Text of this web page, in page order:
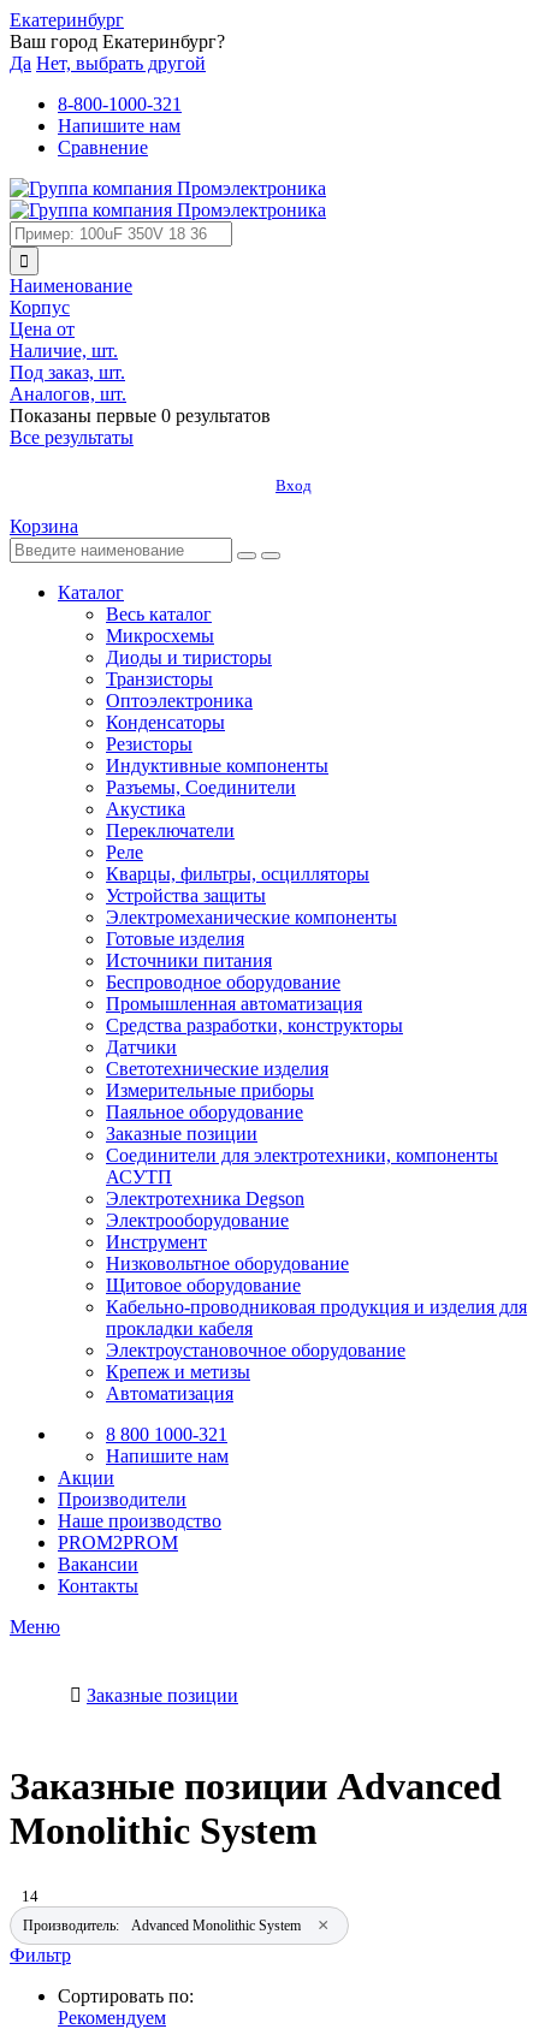
Екатеринбург
Ваш город Екатеринбург?
Да Нет, выбрать другой
8-800-1000-321
Напишите нам
Сравнение
Наименование
Корпус
Цена от
Наличие, шт.
Под заказ, шт.
Аналогов, шт.
Показаны первые 0 результатов
Все результаты
Вход
Корзина
Каталог
Весь каталог
Микросхемы
Диоды и тиристоры
Транзисторы
Оптоэлектроника
Конденсаторы
Резисторы
Индуктивные компоненты
Разъемы, Соединители
Акустика
Переключатели
Реле
Кварцы, фильтры, осцилляторы
Устройства защиты
Электромеханические компоненты
Готовые изделия
Источники питания
Беспроводное оборудование
Промышленная автоматизация
Средства разработки, конструкторы
Датчики
Светотехнические изделия
Измерительные приборы
Паяльное оборудование
Заказные позиции
Соединители для электротехники, компоненты
АСУТП
Электротехника Degson
Электрооборудование
Инструмент
Низковольтное оборудование
Щитовое оборудование
Кабельно-проводниковая продукция и изделия для
прокладки кабеля
Электроустановочное оборудование
Крепеж и метизы
Автоматизация
8 800 1000-321
Напишите нам
Акции
Производители
Наше производство
PROM2PROM
Вакансии
Контакты
Меню
Заказные позиции
Заказные позиции Advanced
Monolithic System
14
Производитель: Advanced Monolithic System
×
Фильтр
Сортировать по:
Рекомендуем